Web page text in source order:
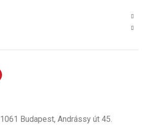
1061 Budapest, Andrássy út 45.